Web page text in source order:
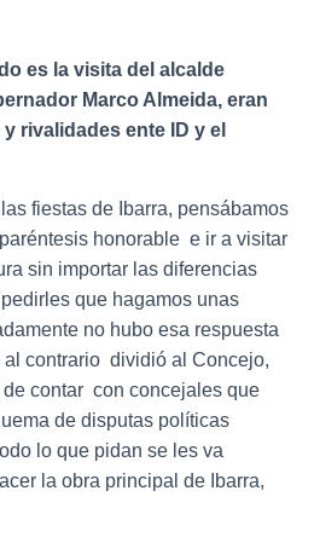
es la visita del alcalde
Marco Almeida, eran
rivalidades ente ID y el
fiestas de Ibarra, pensábamos
honorable e ir a visitar
sin importar las diferencias
que hagamos unas
no hubo esa respuesta
al contrario dividió al Concejo,
contar con concejales que
de disputas políticas
lo que pidan se les va
la obra principal de Ibarra,